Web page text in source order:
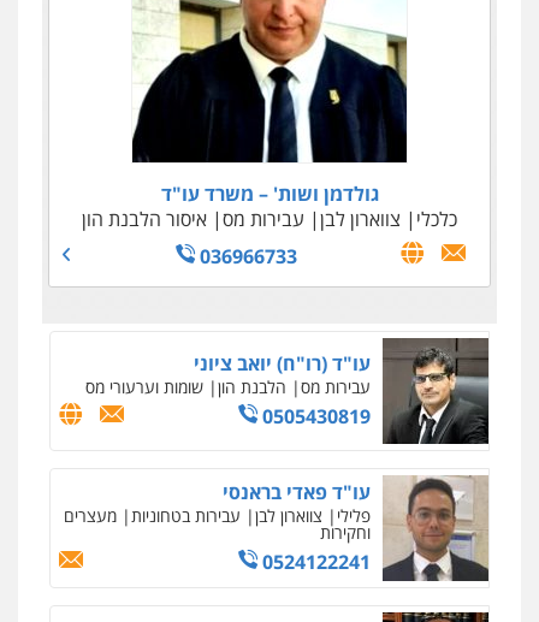
גולדמן ושות' – משרד עו"ד
כלכלי
צווארון לבן עבירות מס איסור הלבנת הון
036966733
עו"ד (רו"ח) יואב ציוני
עבירות מס הלבנת הון שומות וערעורי מס
0505430819
עו"ד פאדי בראנסי
פלילי צווארון לבן עבירות בטחוניות מעצרים
וחקירות
0524122241